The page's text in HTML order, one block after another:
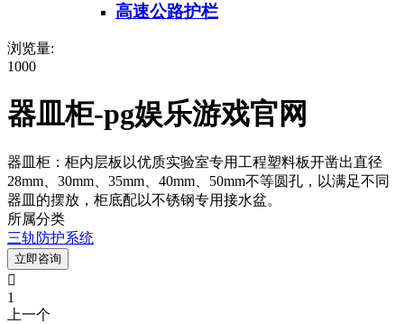
高速公路护栏
浏览量:
1000
器皿柜-pg娱乐游戏官网
器皿柜：柜内层板以优质实验室专用工程塑料板开凿出直径
28mm、30mm、35mm、40mm、50mm不等圆孔，以满足不同
器皿的摆放，柜底配以不锈钢专用接水盆。
所属分类
三轨防护系统
立即咨询

1
上一个